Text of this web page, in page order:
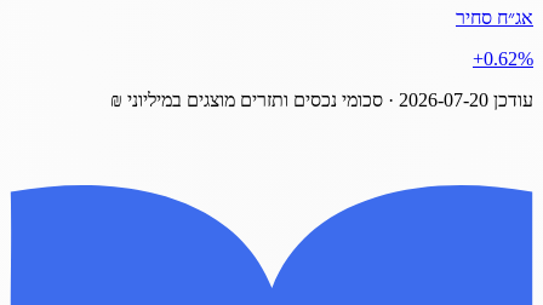
אג״ח סחיר
‎+0.62%
עודכן 2026-07-20 · סכומי נכסים ותזרים מוצגים במיליוני ₪